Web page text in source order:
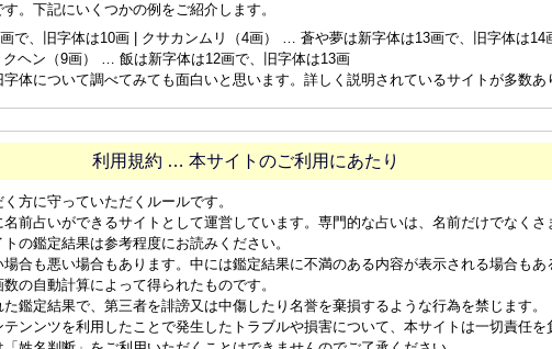
。下記にいくつかの例をご紹介します。
で、旧字体は10画 | クサカンムリ（4画） … 蒼や夢は新字体は13画で、旧字体は
ヘン（9画） … 飯は新字体は12画で、旧字体は13画
体について調べてみても面白いと思います。詳しく説明されているサイトが多数あ
利用規約 … 本サイトのご利用にあたり
方に守っていただくルールです。
名前占いができるサイトとして運営しています。専門的な占いは、名前だけでなく
の鑑定結果は参考程度にお読みください。
合も悪い場合もあります。中には鑑定結果に不満のある内容が表示される場合も
の自動計算によって得られたものです。
鑑定結果で、第三者を誹謗又は中傷したり名誉を棄損するような行為を禁じます。
ンンツを利用したことで発生したトラブルや損害について、本サイトは一切責任を